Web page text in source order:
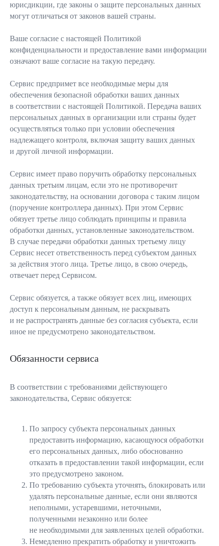
юрисдикции, где законы о защите персональных данных
могут отличаться от законов вашей страны.
Ваше согласие с настоящей Политикой
конфиденциальности и предоставление вами информации
означают ваше согласие на такую передачу.
Сервис предпримет все необходимые меры для
обеспечения безопасной обработки ваших данных
в соответствии с настоящей Политикой. Передача ваших
персональных данных в организации или страны будет
осуществляться только при условии обеспечения
надлежащего контроля, включая защиту ваших данных
и другой личной информации.
Сервис имеет право поручить обработку персональных
данных третьим лицам, если это не противоречит
законодательству, на основании договора с таким лицом
(поручение контроллера данных). При этом Сервис
обязует третье лицо соблюдать принципы и правила
обработки данных, установленные законодательством.
В случае передачи обработки данных третьему лицу
Сервис несет ответственность перед субъектом данных
за действия этого лица. Третье лицо, в свою очередь,
отвечает перед Сервисом.
Сервис обязуется, а также обязует всех лиц, имеющих
доступ к персональным данным, не раскрывать
и не распространять данные без согласия субъекта, если
иное не предусмотрено законодательством.
Обязанности сервиса
В соответствии с требованиями действующего
законодательства, Сервис обязуется:
По запросу субъекта персональных данных
предоставить информацию, касающуюся обработки
его персональных данных, либо обоснованно
отказать в предоставлении такой информации, если
это предусмотрено законом.
По требованию субъекта уточнять, блокировать или
удалять персональные данные, если они являются
неполными, устаревшими, неточными,
полученными незаконно или более
не необходимыми для заявленных целей обработки.
Немедленно прекратить обработку и уничтожить